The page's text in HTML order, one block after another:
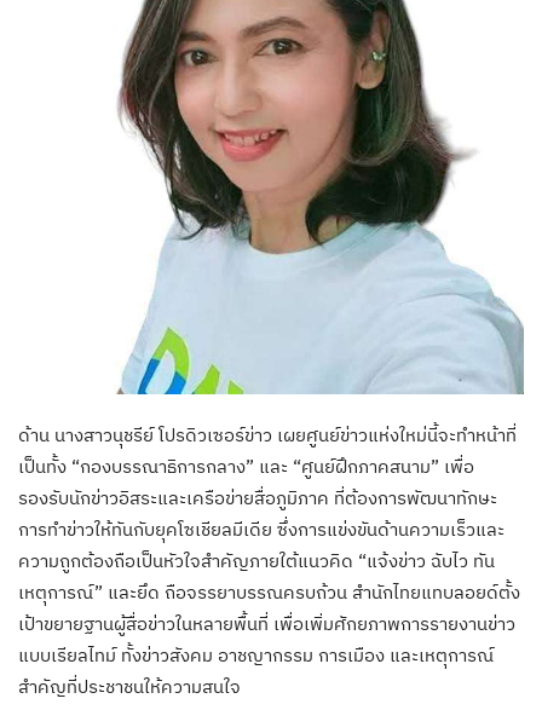
ด้าน นางสาวนุชรีย์ โปรดิวเซอร์ข่าว เผยศูนย์ข่าวแห่งใหม่นี้จะทำหน้าที่
เป็นทั้ง “กองบรรณาธิการกลาง” และ “ศูนย์ฝึกภาคสนาม” เพื่อ
รองรับนักข่าวอิสระและเครือข่ายสื่อภูมิภาค ที่ต้องการพัฒนาทักษะ
การทำข่าวให้ทันกับยุคโซเชียลมีเดีย ซึ่งการแข่งขันด้านความเร็วและ
ความถูกต้องถือเป็นหัวใจสำคัญภายใต้แนวคิด “แจ้งข่าว ฉับไว ทัน
เหตุการณ์” และยึด ถือจรรยาบรรณครบถ้วน สำนักไทยแทบลอยด์ตั้ง
เป้าขยายฐานผู้สื่อข่าวในหลายพื้นที่ เพื่อเพิ่มศักยภาพการรายงานข่าว
แบบเรียลไทม์ ทั้งข่าวสังคม อาชญากรรม การเมือง และเหตุการณ์
สำคัญที่ประชาชนให้ความสนใจ